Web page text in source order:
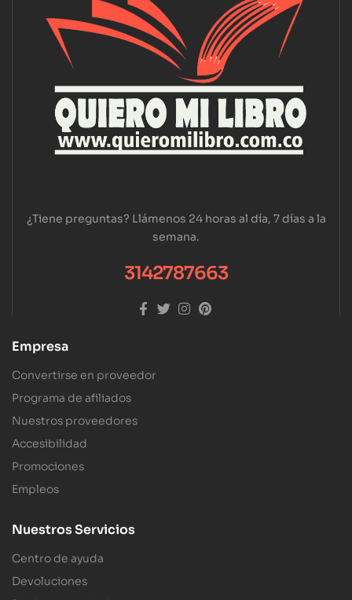
¿Tiene preguntas? Llámenos 24 horas al día, 7 días a la
semana.
3142787663
Empresa
Convertirse en proveedor
Programa de afiliados
Nuestros proveedores
Accesibilidad
Promociones
Empleos
Nuestros Servicios
Centro de ayuda
Devoluciones